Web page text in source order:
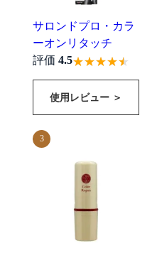
タイトル
画像を添付
サロンドプロ・カラ
ーオンリタッチ
評価4.5
使用レビュー ＞
3